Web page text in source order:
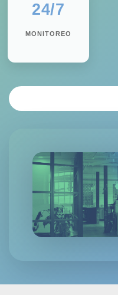
24/7
MONITOREO